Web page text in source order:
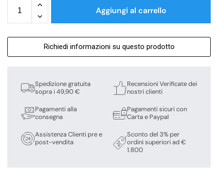
Aggiungi al carrello
Richiedi informazioni su questo prodotto
Spedizione gratuita
sopra i 49,90 €
Pagamenti alla
consegna
Assistenza Clienti pre e
post-vendita
Recensioni Verificate dei
nostri clienti
Pagamenti sicuri con
Carta e Paypal
Sconto del 3% per
ordini superiori ad €
1.800